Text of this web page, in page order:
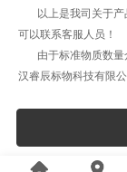
以上是我司关于产
可以联系客服人员！
由于标准物质数量
汉睿辰标物科技有限